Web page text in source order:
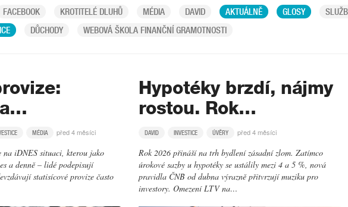
FACEBOOK KROTITELÉ DLUHŮ MÉDIA DAVID AKTUÁLNĚ GLOSY
DŮCHODY WEBOVÁ ŠKOLA FINANČNÍ GRAMOTNOSTI
MÉDIA před 4 měsíci
na iDNES situaci, kterou jako
a denně – lidé podepisují
statisícové provize často
Hypotéky brzdí, nájmy
rostou. Rok…
DAVID INVESTICE ÚVĚRY před 4 měsíci
Rok 2026 přináší na trh bydlení zásadní zlom. Zatímco
úrokové sazby u hypotéky se ustálily mezi 4 a 5 %, nová
pravidla ČNB od dubna výrazně přitvrzují muziku pro
investory. Omezení LTV na…